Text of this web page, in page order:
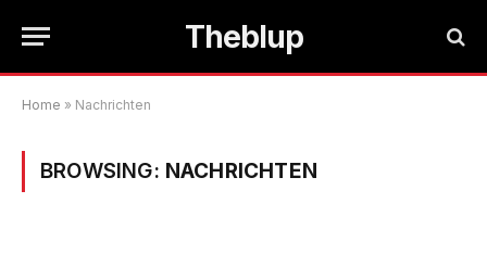
Theblup
Home » Nachrichten
BROWSING: NACHRICHTEN